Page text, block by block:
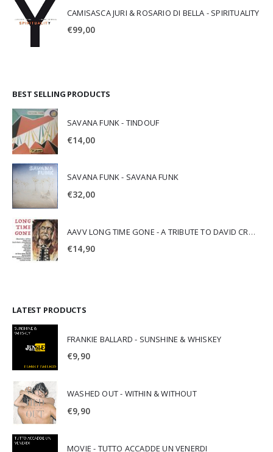
CAMISASCA JURI & ROSARIO DI BELLA - SPIRITUALITY
€99,00
BEST SELLING PRODUCTS
SAVANA FUNK - TINDOUF
€14,00
SAVANA FUNK - SAVANA FUNK
€32,00
AAVV LONG TIME GONE - A TRIBUTE TO DAVID CROSBY
€14,90
LATEST PRODUCTS
FRANKIE BALLARD - SUNSHINE & WHISKEY
€9,90
WASHED OUT - WITHIN & WITHOUT
€9,90
MOVIE - TUTTO ACCADDE UN VENERDI